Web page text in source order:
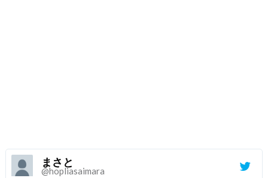
まさと
@hopliasaimara